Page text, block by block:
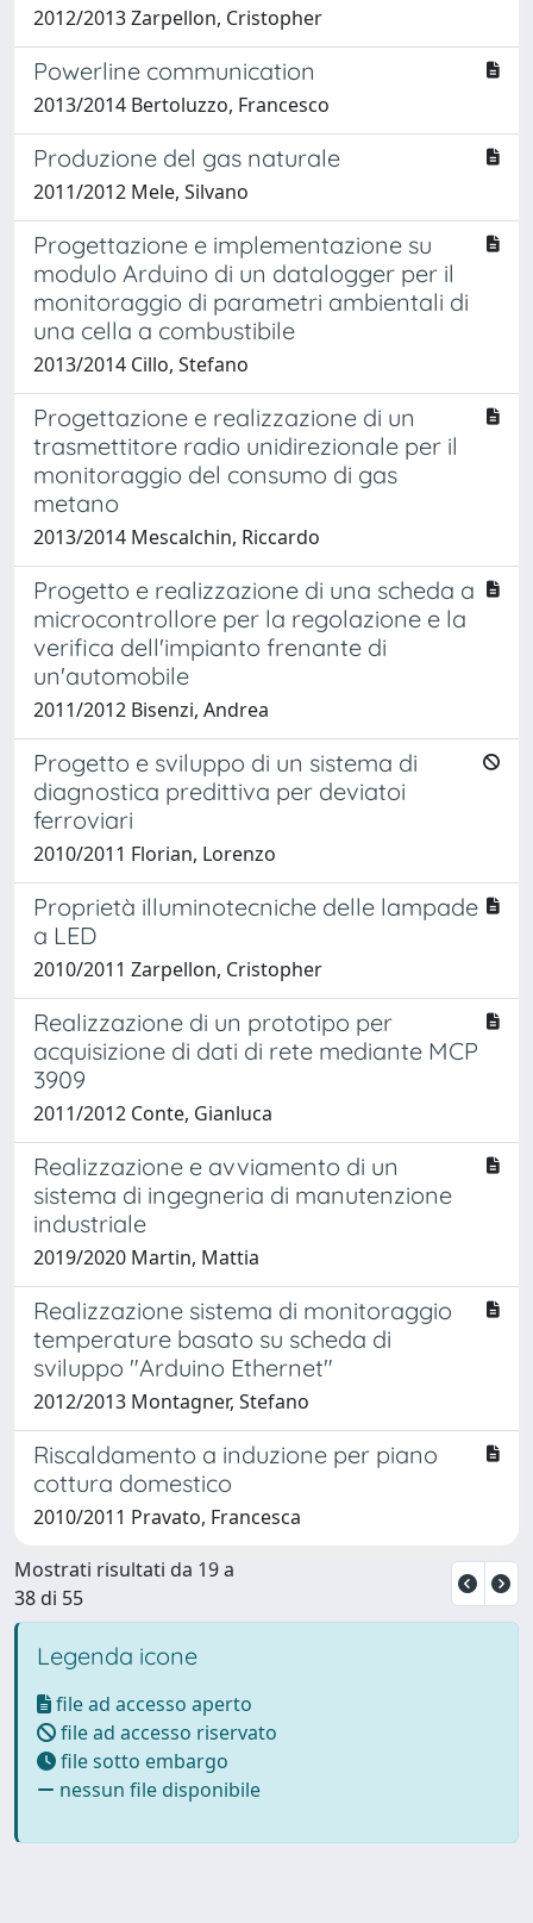
2012/2013 Zarpellon, Cristopher
Powerline communication
2013/2014 Bertoluzzo, Francesco
Produzione del gas naturale
2011/2012 Mele, Silvano
Progettazione e implementazione su
modulo Arduino di un datalogger per il
monitoraggio di parametri ambientali di
una cella a combustibile
2013/2014 Cillo, Stefano
Progettazione e realizzazione di un
trasmettitore radio unidirezionale per il
monitoraggio del consumo di gas
metano
2013/2014 Mescalchin, Riccardo
Progetto e realizzazione di una scheda a
microcontrollore per la regolazione e la
verifica dell'impianto frenante di
un'automobile
2011/2012 Bisenzi, Andrea
Progetto e sviluppo di un sistema di
diagnostica predittiva per deviatoi
ferroviari
2010/2011 Florian, Lorenzo
Proprietà illuminotecniche delle lampade
a LED
2010/2011 Zarpellon, Cristopher
Realizzazione di un prototipo per
acquisizione di dati di rete mediante MCP
3909
2011/2012 Conte, Gianluca
Realizzazione e avviamento di un
sistema di ingegneria di manutenzione
industriale
2019/2020 Martin, Mattia
Realizzazione sistema di monitoraggio
temperature basato su scheda di
sviluppo "Arduino Ethernet"
2012/2013 Montagner, Stefano
Riscaldamento a induzione per piano
cottura domestico
2010/2011 Pravato, Francesca
Mostrati risultati da 19 a
38 di 55
Legenda icone
file ad accesso aperto
file ad accesso riservato
file sotto embargo
nessun file disponibile